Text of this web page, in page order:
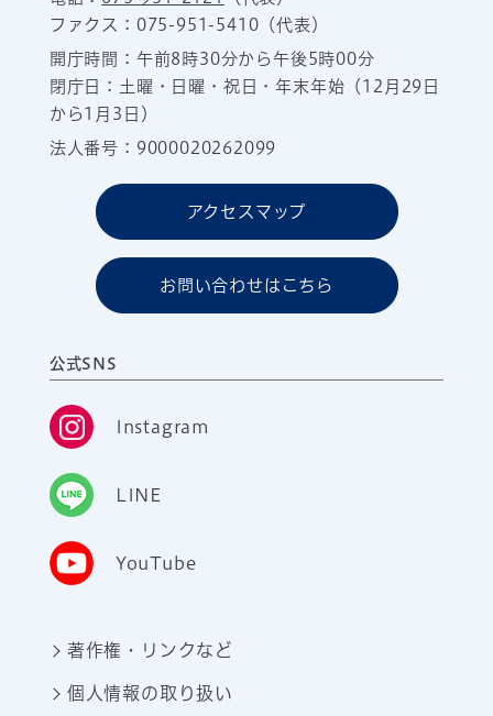
ファクス：075-951-5410（代表）
開庁時間：午前8時30分から午後5時00分
閉庁日：土曜・日曜・祝日・年末年始（12月29日
から1月3日）
法人番号：9000020262099
アクセスマップ
お問い合わせはこちら
公式SNS
Instagram
LINE
YouTube
著作権・リンクなど
個人情報の取り扱い